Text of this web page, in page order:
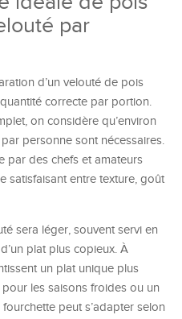
par
d’un velouté de pois
correcte par portion.
on considère qu’environ
personne sont nécessaires.
par des chefs et amateurs
satisfaisant entre texture, goût
sera léger, souvent servi en
plat plus copieux. À
un plat unique plus
les saisons froides ou un
peut s’adapter selon